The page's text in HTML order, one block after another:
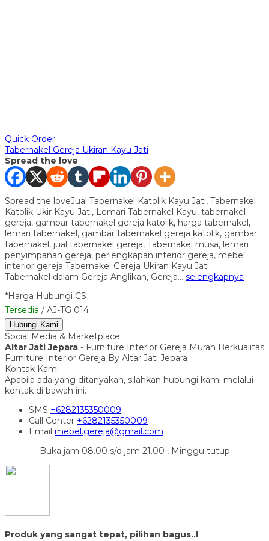
Quick Order
Tabernakel Gereja Ukiran Kayu Jati
Spread the love
Spread the loveJual Tabernakel Katolik Kayu Jati, Tabernakel
Katolik Ukir Kayu Jati, Lemari Tabernakel Kayu, tabernakel
gereja, gambar tabernakel gereja katolik, harga tabernakel,
lemari tabernakel, gambar tabernakel gereja katolik, gambar
tabernakel, jual tabernakel gereja, Tabernakel musa, lemari
penyimpanan gereja, perlengkapan interior gereja, mebel
interior gereja Tabernakel Gereja Ukiran Kayu Jati
Tabernakel dalam Gereja Anglikan, Gereja… selengkapnya
*Harga Hubungi CS
Tersedia / AJ-TG 014
Hubungi Kami
Social Media & Marketplace
Altar Jati Jepara - Furniture Interior Gereja Murah Berkualitas
Furniture Interior Gereja By Altar Jati Jepara
Kontak Kami
Apabila ada yang ditanyakan, silahkan hubungi kami melalui
kontak di bawah ini.
SMS +6282135350009
Call Center +6282135350009
Email mebel.gereja@gmail.com
Buka jam 08.00 s/d jam 21.00 , Minggu tutup
Produk yang sangat tepat, pilihan bagus..!